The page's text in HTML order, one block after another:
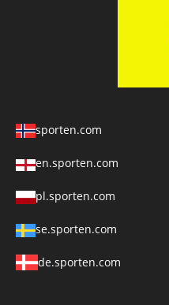
sporten.com
en.sporten.com
pl.sporten.com
se.sporten.com
de.sporten.com